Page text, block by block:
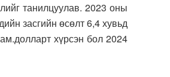
танилцуулав. 2023 оны
засгийн өсөлт 6,4 хувьд
хүрсэн бол 2024